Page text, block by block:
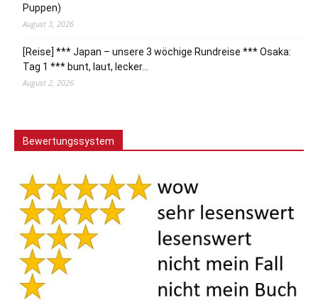
Puppen)
August 3, 2026
[Reise] *** Japan – unsere 3 wöchige Rundreise *** Osaka:
Tag 1 *** bunt, laut, lecker…
August 2, 2026
Bewertungssystem